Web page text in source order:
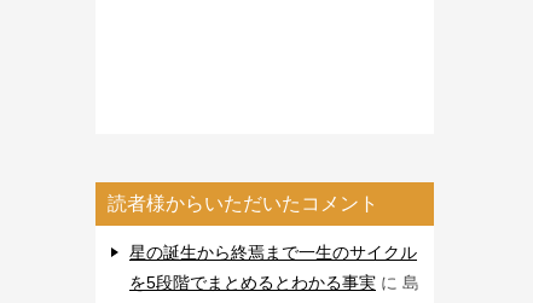
読者様からいただいたコメント
星の誕生から終焉まで一生のサイクル
を5段階でまとめるとわかる事実 に 島